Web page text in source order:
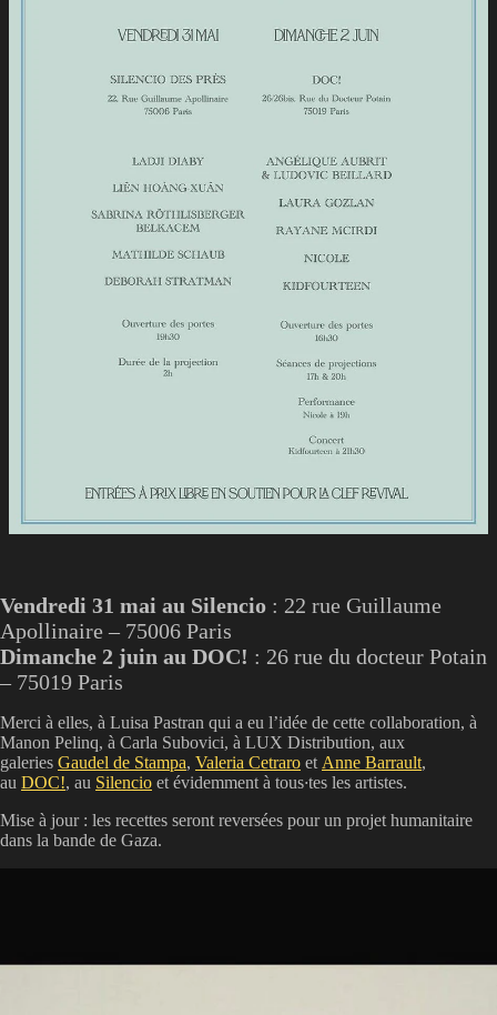
Vendredi 31 mai au Silencio : 22 rue Guillaume
Apollinaire – 75006 Paris
Dimanche 2 juin au DOC! : 26 rue du docteur Potain
– 75019 Paris
Merci à elles, à Luisa Pastran qui a eu l’idée de cette collaboration, à
Manon Pelinq, à Carla Subovici, à LUX Distribution, aux
galeries Gaudel de Stampa, Valeria Cetraro et Anne Barrault,
au DOC!, au Silencio et évidemment à tous·tes les artistes.
Mise à jour : les recettes seront reversées pour un projet humanitaire
dans la bande de Gaza.